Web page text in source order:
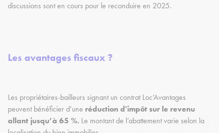
discussions sont en cours pour le reconduire en 2025.
Les avantages fiscaux ?
Les propriétaires-bailleurs signant un contrat Loc’Avantages
peuvent bénéficier d’une réduction d'impôt sur le revenu
allant jusqu’à 65 %. Le montant de l’abattement varie selon la